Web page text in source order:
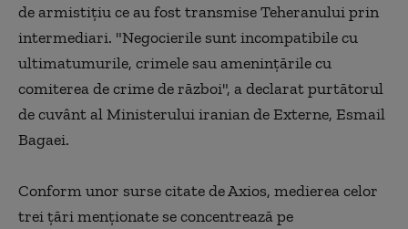
de armistiţiu ce au fost transmise Teheranului prin
intermediari. "Negocierile sunt incompatibile cu
ultimatumurile, crimele sau ameninţările cu
comiterea de crime de război", a declarat purtătorul
de cuvânt al Ministerului iranian de Externe, Esmail
Bagaei.
Conform unor surse citate de Axios, medierea celor
trei ţări menţionate se concentrează pe